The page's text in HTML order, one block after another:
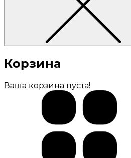
Корзина
Ваша корзина пуста!